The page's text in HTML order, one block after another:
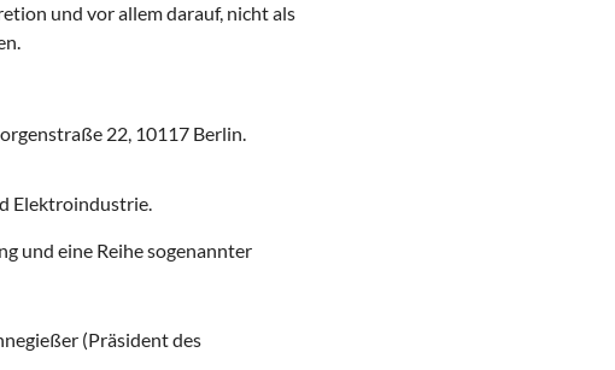
und vor allem darauf, nicht als
22, 10117 Berlin.
Elektroindustrie.
und eine Reihe sogenannter
(Präsident des